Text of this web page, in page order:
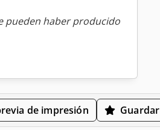
pueden haber producido
de impresión Guardar